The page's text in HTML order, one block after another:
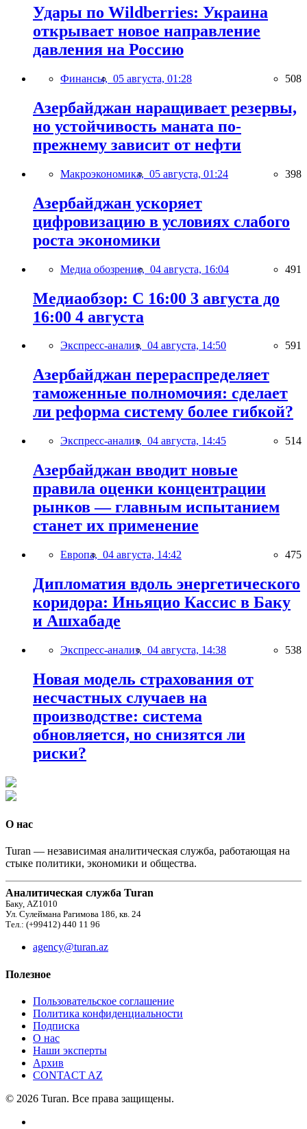
Удары по Wildberries: Украина
открывает новое направление
давления на Россию
Финансы, 05 августа, 01:28 508
Азербайджан наращивает резервы,
но устойчивость маната по-
прежнему зависит от нефти
Макроэкономика, 05 августа, 01:24 398
Азербайджан ускоряет
цифровизацию в условиях слабого
роста экономики
Медиа обозрение, 04 августа, 16:04 491
Медиаобзор: С 16:00 3 августа до
16:00 4 августа
Экспресс-анализ, 04 августа, 14:50 591
Азербайджан перераспределяет
таможенные полномочия: сделает
ли реформа систему более гибкой?
Экспресс-анализ, 04 августа, 14:45 514
Азербайджан вводит новые
правила оценки концентрации
рынков — главным испытанием
станет их применение
Европа, 04 августа, 14:42 475
Дипломатия вдоль энергетического
коридора: Иньяцио Кассис в Баку
и Ашхабаде
Экспресс-анализ, 04 августа, 14:38 538
Новая модель страхования от
несчастных случаев на
производстве: система
обновляется, но снизятся ли
риски?
О нас
Turan — независимая аналитическая служба, работающая на
стыке политики, экономики и общества.
Аналитическая служба Turan
Баку, AZ1010
Ул. Сулеймана Рагимова 186, кв. 24
Тел.: (+99412) 440 11 96
agency@turan.az
Полезное
Пользовательское соглашение
Политика конфиденциальности
Подписка
О нас
Наши эксперты
Архив
CONTACT AZ
© 2026 Turan. Все права защищены.